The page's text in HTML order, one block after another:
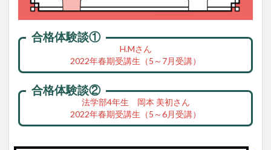
合格体験談①
H.Mさん
2022年春期受講生（5～7月受講）
合格体験談②
法学部4年生 岡本 美初さん
2022年春期受講生（5～6月受講）